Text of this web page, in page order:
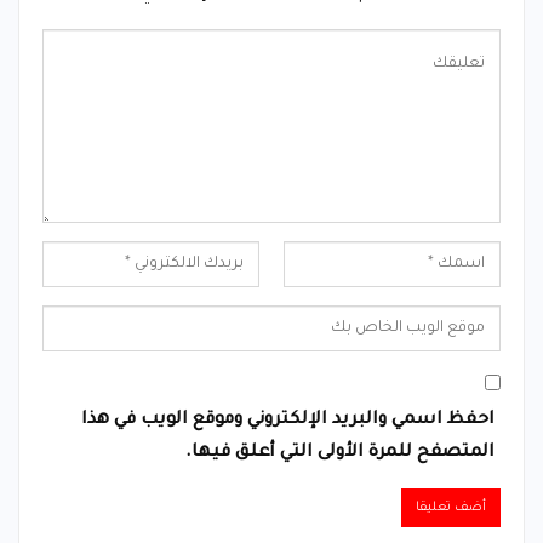
احفظ اسمي والبريد الإلكتروني وموقع الويب في هذا
المتصفح للمرة الأولى التي أعلق فيها.